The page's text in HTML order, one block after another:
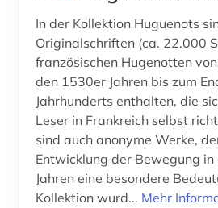
mediävistik (1)
memorbuch (1)
michel (1)
michel eyquem de (1)
migration (1)
In der Kollektion Huguenots
Originalschriften (ca. 22.000
französischen Hugenotten
den 1530er Jahren bis zum
Jahrhunderts enthalten, die
Leser in Frankreich selbst
sind auch anonyme Werke,
Entwicklung der Bewegung
Jahren eine besondere
Kollektion wurd... Mehr